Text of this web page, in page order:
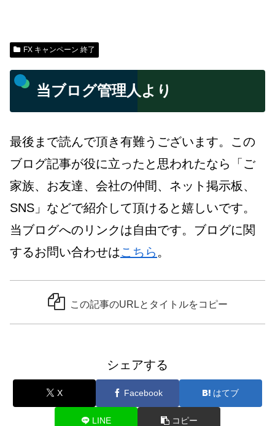
FX キャンペーン 終了
当ブログ管理人より
最後まで読んで頂き有難うございます。この
ブログ記事が役に立ったと思われたなら「ご
家族、お友達、会社の仲間、ネット掲示板、
SNS」などで紹介して頂けると嬉しいです。
当ブログへのリンクは自由です。ブログに関
するお問い合わせはこちら 。
この記事のURLとタイトルをコピー
シェアする
X Facebook はてブ
LINE コピー